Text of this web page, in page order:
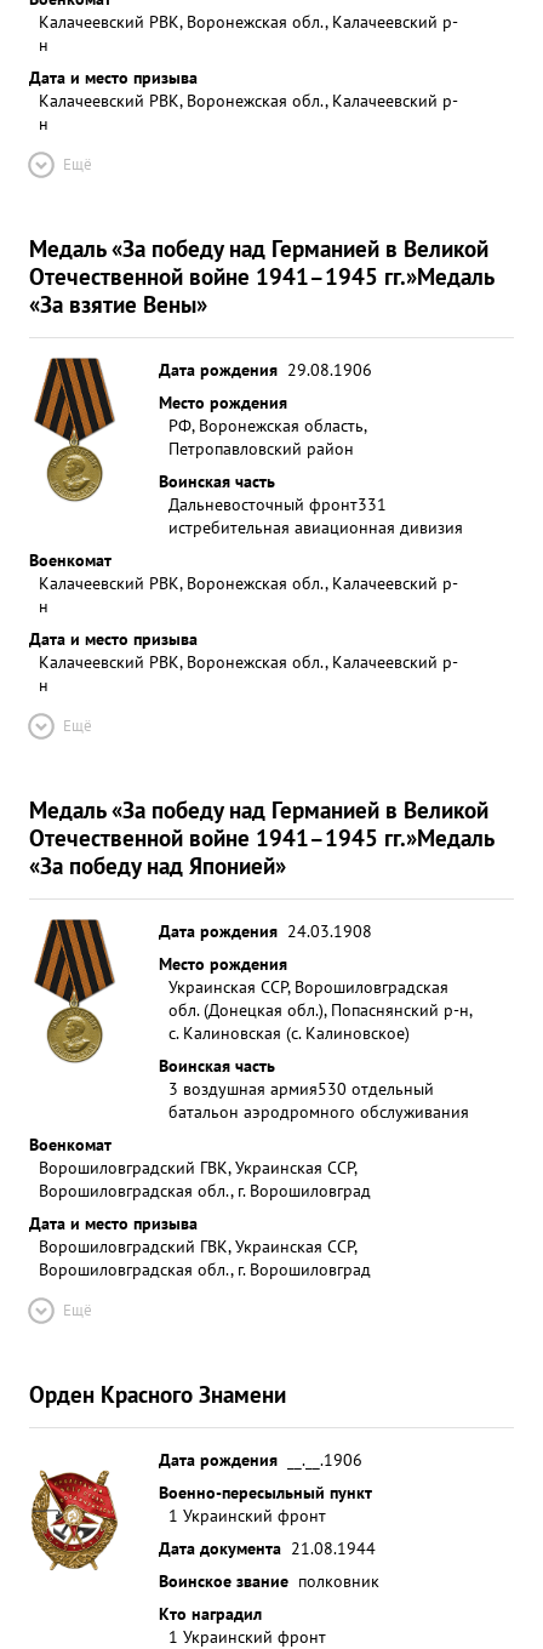
Калачеевский РВК, Воронежская обл., Калачеевский р-
н
Дата и место призыва
Калачеевский РВК, Воронежская обл., Калачеевский р-
н
Ещё
Медаль «За победу над Германией в Великой
Отечественной войне 1941–1945 гг.»Медаль
«За взятие Вены»
Дата рождения 29.08.1906
Место рождения
РФ, Воронежская область,
Петропавловский район
Воинская часть
Дальневосточный фронт331
истребительная авиационная дивизия
Военкомат
Калачеевский РВК, Воронежская обл., Калачеевский р-
н
Дата и место призыва
Калачеевский РВК, Воронежская обл., Калачеевский р-
н
Ещё
Медаль «За победу над Германией в Великой
Отечественной войне 1941–1945 гг.»Медаль
«За победу над Японией»
Дата рождения 24.03.1908
Место рождения
Украинская ССР, Ворошиловградская
обл. (Донецкая обл.), Попаснянский р-н,
с. Калиновская (с. Калиновское)
Воинская часть
3 воздушная армия530 отдельный
батальон аэродромного обслуживания
Военкомат
Ворошиловградский ГВК, Украинская ССР,
Ворошиловградская обл., г. Ворошиловград
Дата и место призыва
Ворошиловградский ГВК, Украинская ССР,
Ворошиловградская обл., г. Ворошиловград
Ещё
Орден Красного Знамени
Дата рождения
__.__.1906
Военно-пересыльный пункт
1 Украинский фронт
Дата документа 21.08.1944
Воинское звание полковник
Кто наградил
1 Украинский фронт